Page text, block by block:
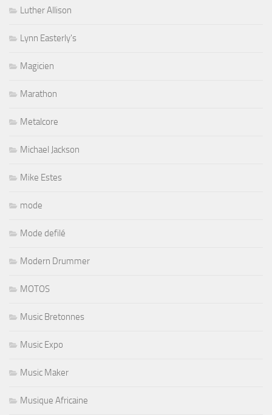
Luther Allison
Lynn Easterly's
Magicien
Marathon
Metalcore
Michael Jackson
Mike Estes
mode
Mode defilé
Modern Drummer
MOTOS
Music Bretonnes
Music Expo
Music Maker
Musique Africaine